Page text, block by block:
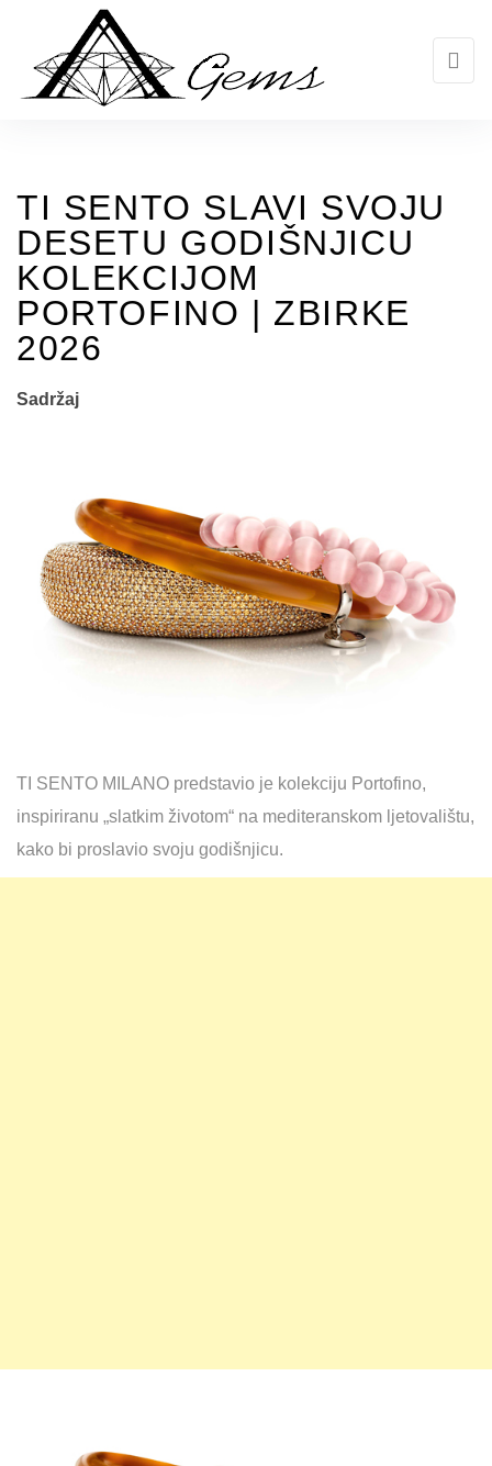
TI SENTO SLAVI SVOJU
DESETU GODIŠNJICU
KOLEKCIJOM
PORTOFINO | ZBIRKE
2026
Sadržaj
TI SENTO MILANO predstavio je kolekciju Portofino,
inspiriranu „slatkim životom“ na mediteranskom ljetovalištu,
kako bi proslavio svoju godišnjicu.